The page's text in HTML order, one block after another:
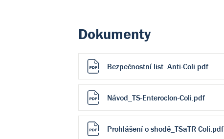
Dokumenty
Bezpečnostní list_Anti-Coli.pdf
Návod_TS-Enteroclon-Coli.pdf
Prohlášení o shodě_TSaTR Coli.pdf